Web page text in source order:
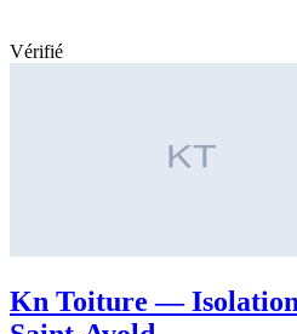
Vérifié
Kn Toiture — Isolation